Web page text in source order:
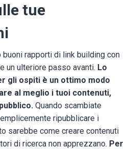
tue
rapporti di link building con
un ulteriore passo avanti. Lo
gli ospiti è un ottimo modo
al meglio i tuoi contenuti,
Quando scambiate
ripubblicare i
sarebbe come creare contenuti
di ricerca non apprezzano. Per